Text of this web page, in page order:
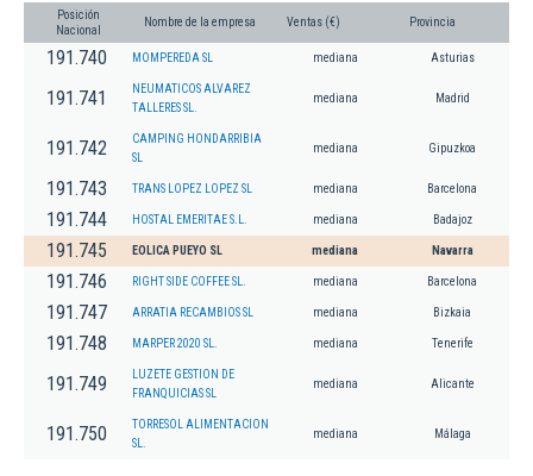
Posición
Nacional
Nombre de la empresa Ventas (€) Provincia
191.740 MOMPEREDA SL mediana Asturias
191.741
NEUMATICOS ALVAREZ
TALLERES SL.
mediana Madrid
191.742
CAMPING HONDARRIBIA
SL
mediana Gipuzkoa
191.743 TRANS LOPEZ LOPEZ SL mediana Barcelona
191.744 HOSTAL EMERITAE S.L. mediana Badajoz
191.745 EOLICA PUEYO SL mediana Navarra
191.746 RIGHT SIDE COFFEE SL. mediana Barcelona
191.747 ARRATIA RECAMBIOS SL mediana Bizkaia
191.748 MARPER 2020 SL. mediana Tenerife
191.749
LUZETE GESTION DE
FRANQUICIAS SL
mediana Alicante
191.750
TORRESOL ALIMENTACION
SL.
mediana Málaga